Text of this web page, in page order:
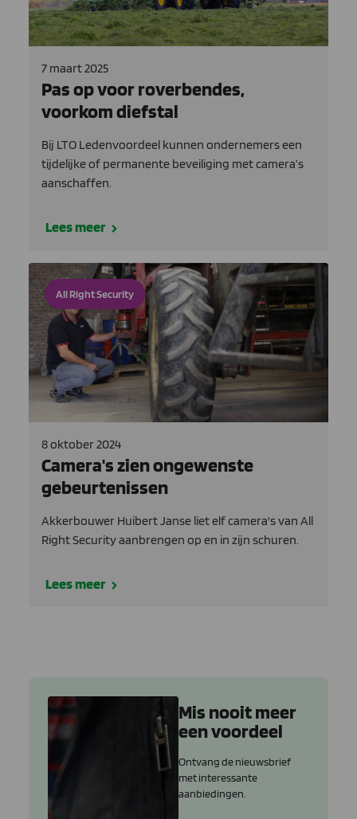
7 maart 2025
Pas op voor roverbendes,
voorkom diefstal
Bij LTO Ledenvoordeel kunnen ondernemers een
tijdelijke of permanente beveiliging met camera’s
aanschaffen.
Lees meer
All Right Security
8 oktober 2024
Camera's zien ongewenste
gebeurtenissen
Akkerbouwer Huibert Janse liet elf camera's van All
Right Security aanbrengen op en in zijn schuren.
Lees meer
Mis nooit meer
een voordeel
Ontvang de nieuwsbrief
met interessante
aanbiedingen.